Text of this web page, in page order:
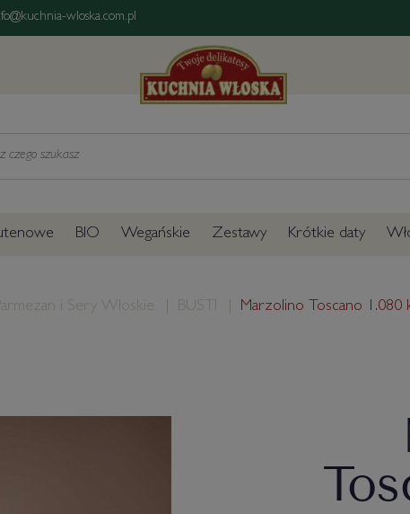
wloska.com.pl
BIO Wegańskie Zestawy Krótkie daty
i Sery Włoskie BUSTI Marzolino Toscano 1.080